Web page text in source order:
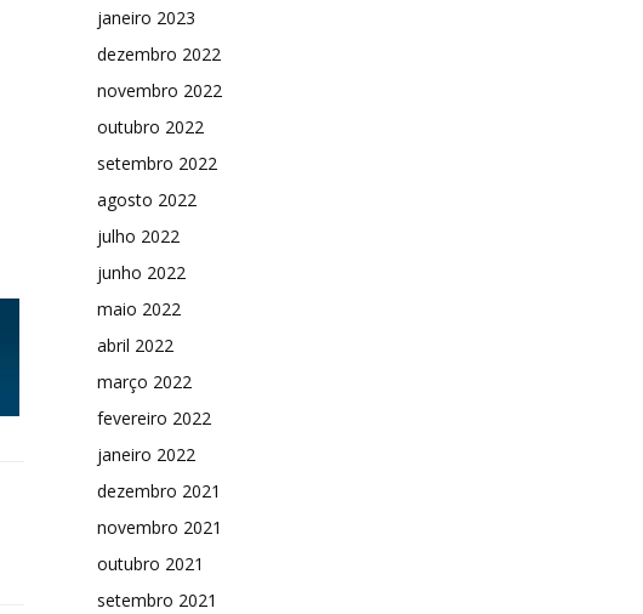
janeiro 2023
dezembro 2022
novembro 2022
outubro 2022
setembro 2022
agosto 2022
julho 2022
junho 2022
maio 2022
abril 2022
março 2022
fevereiro 2022
janeiro 2022
dezembro 2021
novembro 2021
outubro 2021
setembro 2021